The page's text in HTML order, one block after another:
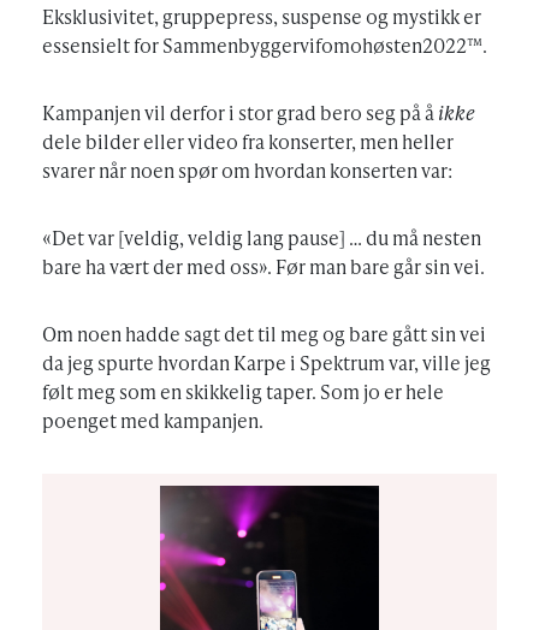
Eksklusivitet, gruppepress, suspense og mystikk er
essensielt for Sammenbyggervifomohøsten2022™.
Kampanjen vil derfor i stor grad bero seg på å ikke
dele bilder eller video fra konserter, men heller
svarer når noen spør om hvordan konserten var:
«Det var [veldig, veldig lang pause] … du må nesten
bare ha vært der med oss». Før man bare går sin vei.
Om noen hadde sagt det til meg og bare gått sin vei
da jeg spurte hvordan Karpe i Spektrum var, ville jeg
følt meg som en skikkelig taper. Som jo er hele
poenget med kampanjen.